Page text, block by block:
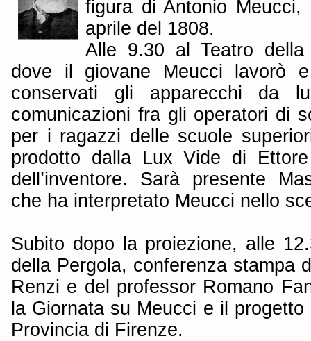
figura di Antonio
aprile del 1808.
Alle 9.30 al Teatro
dove il giovane Meucci lavorò
conservati gli apparecchi da
comunicazioni fra gli operatori di
per i ragazzi delle scuole
prodotto dalla Lux Vide di
dell’inventore. Sarà presente
che ha interpretato Meucci nello
Subito dopo la proiezione, alle
della Pergola, conferenza stampa
Renzi e del professor Romano
la Giornata su Meucci e il
Provincia di Firenze.